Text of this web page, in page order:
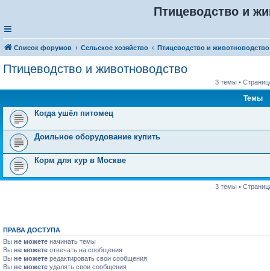
Птицеводство и
Список форумов Сельское хозяйство Птицеводство и животноводство
Птицеводство и животноводство
3 темы •
Темы
Когда ушёл питомец
Доильное оборудование купить
Корм для кур в Москве
3 темы •
ПРАВА ДОСТУПА
Вы не можете начинать темы
Вы не можете отвечать на сообщения
Вы не можете редактировать свои сообщения
Вы не можете удалять свои сообщения